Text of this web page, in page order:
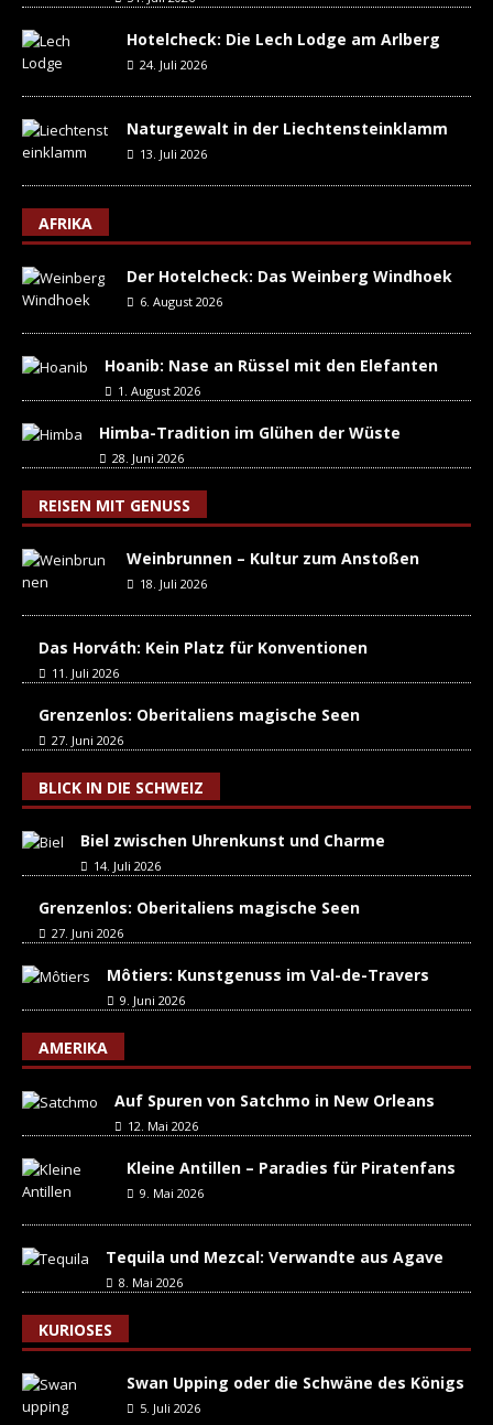
Hotelcheck: Die Lech Lodge am Arlberg
24. Juli 2026
Naturgewalt in der Liechtensteinklamm
13. Juli 2026
AFRIKA
Der Hotelcheck: Das Weinberg Windhoek
6. August 2026
Hoanib: Nase an Rüssel mit den Elefanten
1. August 2026
Himba-Tradition im Glühen der Wüste
28. Juni 2026
REISEN MIT GENUSS
Weinbrunnen – Kultur zum Anstoßen
18. Juli 2026
Das Horváth: Kein Platz für Konventionen
11. Juli 2026
Grenzenlos: Oberitaliens magische Seen
27. Juni 2026
BLICK IN DIE SCHWEIZ
Biel zwischen Uhrenkunst und Charme
14. Juli 2026
Grenzenlos: Oberitaliens magische Seen
27. Juni 2026
Môtiers: Kunstgenuss im Val-de-Travers
9. Juni 2026
AMERIKA
Auf Spuren von Satchmo in New Orleans
12. Mai 2026
Kleine Antillen – Paradies für Piratenfans
9. Mai 2026
Tequila und Mezcal: Verwandte aus Agave
8. Mai 2026
KURIOSES
Swan Upping oder die Schwäne des Königs
5. Juli 2026